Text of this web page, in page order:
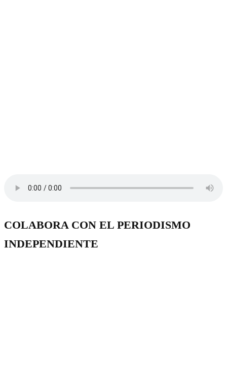
COLABORA CON EL PERIODISMO
INDEPENDIENTE